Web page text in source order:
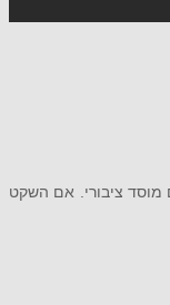
מוסד ציבורי. אם השקט